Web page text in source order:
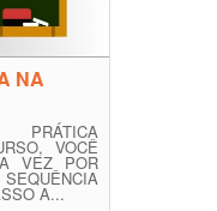
NA
VOCÊ
VEZ POR
A...